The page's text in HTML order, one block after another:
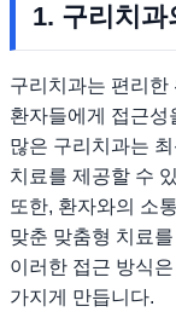
1. 구리치과
구리치과는 편리한
환자들에게 접근성
많은 구리치과는
치료를 제공할 수
또한, 환자와의 소
맞춘 맞춤형 치료
이러한 접근 방식
가지게 만듭니다.